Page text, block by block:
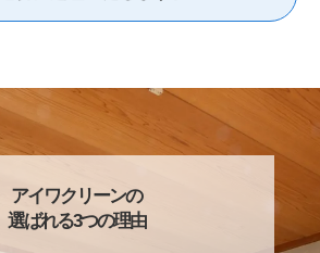
アイワクリーンの
選ばれる3つの理由